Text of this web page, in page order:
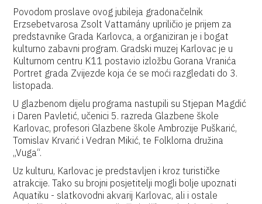
Povodom proslave ovog jubileja gradonačelnik
Erzsebetvarosa Zsolt Vattamány upriličio je prijem za
predstavnike Grada Karlovca, a organiziran je i bogat
kulturno zabavni program. Gradski muzej Karlovac je u
Kulturnom centru K11 postavio izložbu Gorana Vranića
Portret grada Zvijezde koja će se moći razgledati do 3.
listopada.
U glazbenom dijelu programa nastupili su Stjepan Magdić
i Daren Pavletić, učenici 5. razreda Glazbene škole
Karlovac, profesori Glazbene škole Ambrozije Puškarić,
Tomislav Krvarić i Vedran Mikić, te Folklorna družina
„Vuga“.
Uz kulturu, Karlovac je predstavljen i kroz turističke
atrakcije. Tako su brojni posjetitelji mogli bolje upoznati
Aquatiku - slatkovodni akvarij Karlovac, ali i ostale